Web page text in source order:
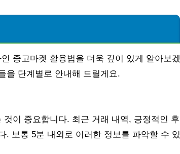
중고마켓 활용법을 더욱 깊이 있게 알아보겠
을 단계별로 안내해 드릴게요.
이 중요합니다. 최근 거래 내역, 긍정적인 후
. 보통 5분 내외로 이러한 정보를 파악할 수 있